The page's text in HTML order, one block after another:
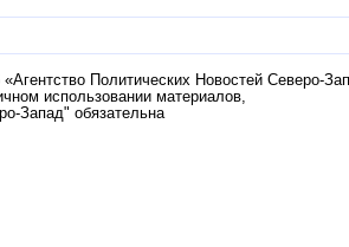
«Агентство Политических Новостей Северо-
использовании материалов,
Запад" обязательна